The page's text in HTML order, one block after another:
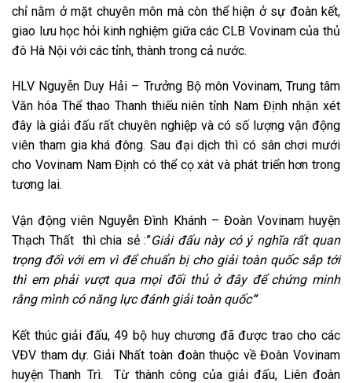
chỉ nằm ở mặt chuyên môn mà còn thể hiện ở sự đoàn kết,
giao lưu học hỏi kinh nghiệm giữa các CLB Vovinam của thủ
đô Hà Nội với các tỉnh, thành trong cả nước.
HLV Nguyễn Duy Hải – Trưởng Bộ môn Vovinam, Trung tâm
Văn hóa Thể thao Thanh thiếu niên tỉnh Nam Định nhận xét
đây là giải đấu rất chuyên nghiệp và có số lượng vận động
viên tham gia khá đông. Sau đại dịch thì có sân chơi mưới
cho Vovinam Nam Định có thể cọ xát và phát triển hơn trong
tương lai.
Vận động viên Nguyễn Đình Khánh – Đoàn Vovinam huyện
Thạch Thất thì chia sẻ :”Giải đấu này có ý nghĩa rất quan
trọng đối với em vì để chuẩn bị cho giải toàn quốc sắp tới
thì em phải vượt qua mọi đối thủ ở đây để chứng minh
rằng mình có năng lực đánh giải toàn quốc“
Kết thúc giải đấu, 49 bộ huy chương đã được trao cho các
VĐV tham dự. Giải Nhất toàn đoàn thuộc về Đoàn Vovinam
huyện Thanh Trì. Từ thành công của giải đấu, Liên đoàn